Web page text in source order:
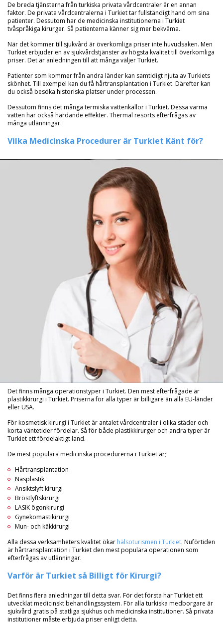
De breda tjänsterna från turkiska privata vårdcentraler är en annan
faktor. De privata vårdcentralerna i Turkiet tar fullständigt hand om sina
patienter. Dessutom har de medicinska institutionerna i Turkiet
tvåspråkiga kirurger. Så patienterna känner sig mer bekväma.
När det kommer till sjukvård är överkomliga priser inte huvudsaken. Men
Turkiet erbjuder en av sjukvårdstjänster av högsta kvalitet till överkomliga
priser. Det är anledningen till att många väljer Turkiet.
Patienter som kommer från andra länder kan samtidigt njuta av Turkiets
skönhet. Till exempel kan du få hårtransplantation i Turkiet. Därefter kan
du också besöka historiska platser under processen.
Dessutom finns det många termiska vattenkällor i Turkiet. Dessa varma
vatten har också härdande effekter. Thermal resorts efterfrågas av
många utlänningar.
Vilka Medicinska Procedurer är Turkiet Känt för?
Det finns många operationstyper i Turkiet. Den mest efterfrågade är
plastikkirurgi i Turkiet. Priserna för alla typer är billigare än alla EU-länder
eller USA.
För kosmetisk kirurgi i Turkiet är antalet vårdcentraler i olika städer och
korta väntetider fördelar. Så för både plastikkirurger och andra typer är
Turkiet ett fördelaktigt land.
De mest populära medicinska procedurerna i Turkiet är;
Hårtransplantation
Näsplastik
Ansiktslyft kirurgi
Bröstlyftskirurgi
LASIK ögonkirurgi
Gynekomastikirurgi
Mun- och käkkirurgi
Alla dessa verksamheters kvalitet ökar hälsoturismen i Turkiet. Nuförtiden
är hårtransplantation i Turkiet den mest populära operationen som
efterfrågas av utlänningar.
Varför är Turkiet så Billigt för Kirurgi?
Det finns flera anledningar till detta svar. För det första har Turkiet ett
utvecklat medicinskt behandlingssystem. För alla turkiska medborgare är
sjukvård gratis på statliga sjukhus och medicinska institutioner. Så privata
institutioner måste erbjuda priser enligt detta.